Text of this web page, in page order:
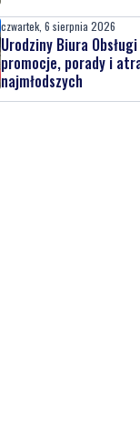
czwartek, 6 sierpnia 2026
Urodziny Biura
promocje, porady i
najmłodszych